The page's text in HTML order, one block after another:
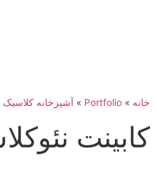
خانه »
Portfolio
» آشپزخانه کلاسیک
کابینت